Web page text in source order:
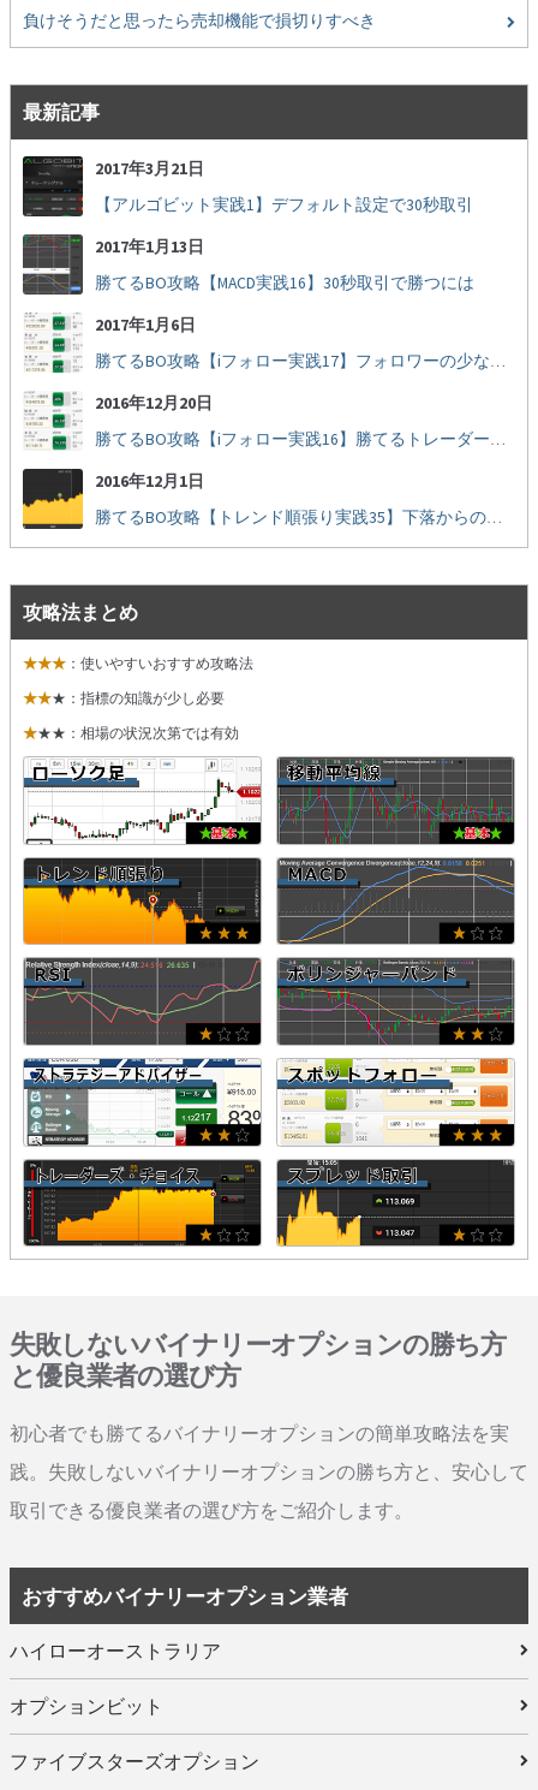
負けそうだと思ったら売却機能で損切りすべき
最新記事
2017年3月21日
【アルゴビット実践1】デフォルト設定で30秒取引
2017年1月13日
勝てるBO攻略【MACD実践16】30秒取引で勝つには
2017年1月6日
勝てるBO攻略【iフォロー実践17】フォロワーの少ない人をフォローする
2016年12月20日
勝てるBO攻略【iフォロー実践16】勝てるトレーダーを見抜く
2016年12月1日
勝てるBO攻略【トレンド順張り実践35】下落からの反発を見極める
攻略法まとめ
★★★ ：使いやすいおすすめ攻略法
★★★：指標の知識が少し必要
★★★：相場の状況次第では有効
失敗しないバイナリーオプションの勝ち方
と優良業者の選び方
初心者でも勝てるバイナリーオプションの簡単攻略法を実
践。失敗しないバイナリーオプションの勝ち方と、安心して
取引できる優良業者の選び方をご紹介します。
おすすめバイナリーオプション業者
ハイローオーストラリア
オプションビット
ファイブスターズオプション